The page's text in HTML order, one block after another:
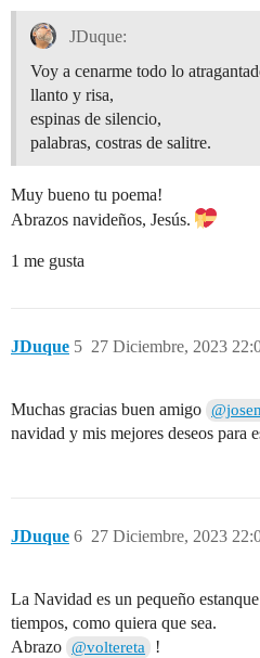
JDuque:
Voy a cenarme todo lo
llanto y risa,
espinas de silencio,
palabras, costras de salitre.
Muy bueno tu poema!
Abrazos navideños, Jesús.
1 me gusta
JDuque 27 Diciembre, 2023
5
Muchas gracias buen amigo
navidad y mis mejores deseos para
JDuque 27 Diciembre, 2023
6
La Navidad es un pequeño
tiempos, como quiera que sea.
Abrazo @voltereta !